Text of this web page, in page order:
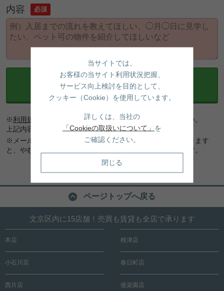
内容 必須
確認画面へ
※利用規約 プライバシーポリシーを必ずお読みください。
上記内容に同意頂いた場合は、確認画面へお進みください。
※メール連絡をご希望でも、メールアドレスに間違いがあります
と、やむなくお電話にてご連絡差し上げる場合もございます。
ページトップへ戻る
文京区内に15店舗！売買も賃貸も全店で承ります
本店 根津店
小石川店 春日町店
西片店 後楽園店
当サイトでは、
お客様の当サイト利用状況把握、
サービス向上検討を目的として、
クッキー（Cookie）を使用しています。
詳しくは、当社の
「Cookieの取扱いについて」 を
ご確認ください。
閉じる